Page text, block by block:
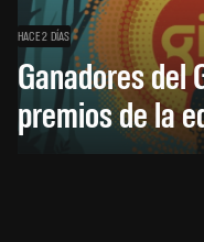
HACE 2 DÍAS
Ganadores del
premios de la